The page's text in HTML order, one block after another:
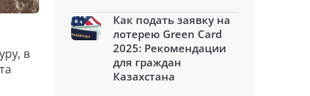
в
Как подать заявку на
лотерею Green Card
2025: Рекомендации
для граждан
Казахстана